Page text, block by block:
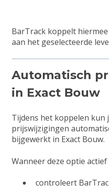
BarTrack koppelt
aan het geselecteerde
Automatisch
in Exact Bouw
Tijdens het koppelen kun
prijswijzigingen
bijgewerkt in Exact Bouw.
Wanneer deze optie actief
controleert